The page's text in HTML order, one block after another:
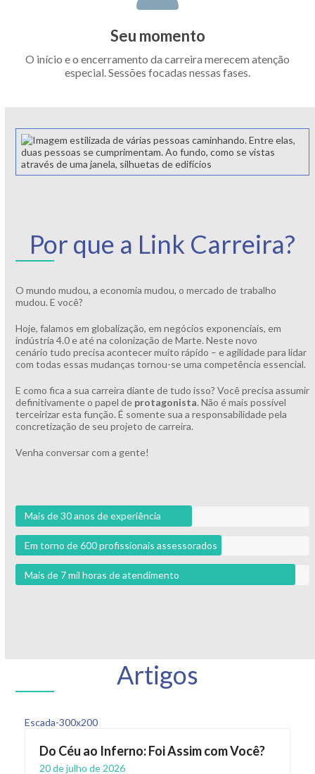
Seu momento
O início e o encerramento da carreira merecem atenção
especial. Sessões focadas nessas fases.
Por que a Link Carreira?
O mundo mudou, a economia mudou, o mercado de trabalho
mudou. E você?
Hoje, falamos em globalização, em negócios exponenciais, em
indústria 4.0 e até na colonização de Marte. Neste novo
cenário tudo precisa acontecer muito rápido – e agilidade para lidar
com todas essas mudanças tornou-se uma competência essencial.
E como fica a sua carreira diante de tudo isso? Você precisa assumir
definitivamente o papel de protagonista. Não é mais possível
terceirizar esta função. É somente sua a responsabilidade pela
concretização de seu projeto de carreira.
Venha conversar com a gente!
Mais de 30 anos de experiência
Em torno de 600 profissionais assessorados
Mais de 7 mil horas de atendimento
Artigos
Do Céu ao Inferno: Foi Assim com Você?
20 de julho de 2026